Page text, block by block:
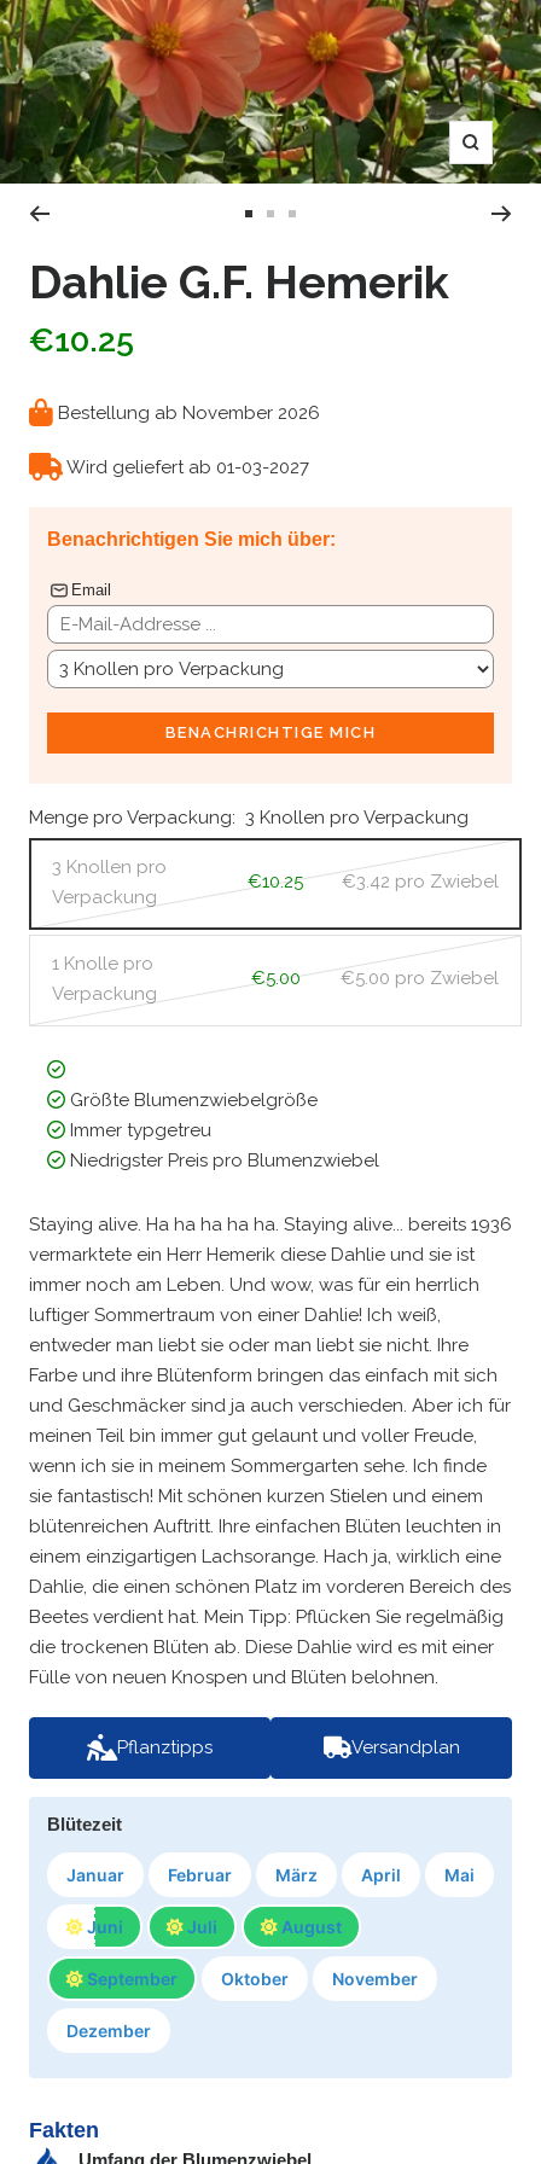
Zoom
1
2 3
Dahlie G.F. Hemerik
€10.25
Bestellung ab November 2026
Wird geliefert ab 01-03-2027
Benachrichtigen Sie mich über:
Email
BENACHRICHTIGE MICH
Menge pro Verpackung: 3 Knollen pro Verpackung
3 Knollen pro
Verpackung
€10.25 €3.42 pro Zwiebel
1 Knolle pro
Verpackung
€5.00 €5.00 pro Zwiebel
Größte Blumenzwiebelgröße
Immer typgetreu
Niedrigster Preis pro Blumenzwiebel
Staying alive. Ha ha ha ha ha. Staying alive... bereits 1936
vermarktete ein Herr Hemerik diese Dahlie und sie ist
immer noch am Leben. Und wow, was für ein herrlich
luftiger Sommertraum von einer Dahlie! Ich weiß,
entweder man liebt sie oder man liebt sie nicht. Ihre
Farbe und ihre Blütenform bringen das einfach mit sich
und Geschmäcker sind ja auch verschieden. Aber ich für
meinen Teil bin immer gut gelaunt und voller Freude,
wenn ich sie in meinem Sommergarten sehe. Ich finde
sie fantastisch! Mit schönen kurzen Stielen und einem
blütenreichen Auftritt. Ihre einfachen Blüten leuchten in
einem einzigartigen Lachsorange. Hach ja, wirklich eine
Dahlie, die einen schönen Platz im vorderen Bereich des
Beetes verdient hat. Mein Tipp: Pflücken Sie regelmäßig
die trockenen Blüten ab. Diese Dahlie wird es mit einer
Fülle von neuen Knospen und Blüten belohnen.
Pflanztipps Versandplan
Blütezeit
Januar Februar März April Mai
Juni Juli August
September Oktober November
Dezember
Fakten
Umfang der Blumenzwiebel